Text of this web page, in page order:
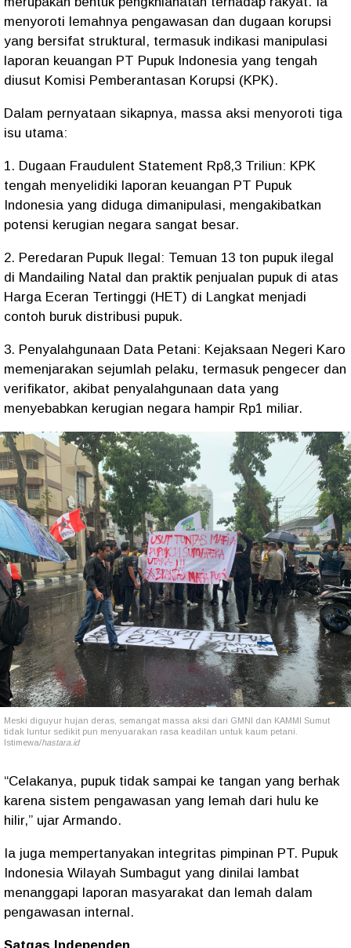
menyoroti lemahnya pengawasan dan dugaan korupsi
yang bersifat struktural, termasuk indikasi manipulasi
laporan keuangan PT Pupuk Indonesia yang tengah
diusut Komisi Pemberantasan Korupsi (KPK).
Dalam pernyataan sikapnya, massa aksi menyoroti tiga
isu utama:
1. Dugaan Fraudulent Statement Rp8,3 Triliun: KPK
tengah menyelidiki laporan keuangan PT Pupuk
Indonesia yang diduga dimanipulasi, mengakibatkan
potensi kerugian negara sangat besar.
2. Peredaran Pupuk Ilegal: Temuan 13 ton pupuk ilegal
di Mandailing Natal dan praktik penjualan pupuk di atas
Harga Eceran Tertinggi (HET) di Langkat menjadi
contoh buruk distribusi pupuk.
3. Penyalahgunaan Data Petani: Kejaksaan Negeri Karo
memenjarakan sejumlah pelaku, termasuk pengecer dan
verifikator, akibat penyalahgunaan data yang
menyebabkan kerugian negara hampir Rp1 miliar.
Meski diguyur hujan deras, semangat massa aksi dari GMNI dan KAMMI Sumut
tidak luntur sedikit pun menyuarakan rasa keadilan untuk kaum petani.
Istimewa/hastara.id
“Celakanya, pupuk tidak sampai ke tangan yang berhak
karena sistem pengawasan yang lemah dari hulu ke
hilir,” ujar Armando.
Ia juga mempertanyakan integritas pimpinan PT. Pupuk
Indonesia Wilayah Sumbagut yang dinilai lambat
menanggapi laporan masyarakat dan lemah dalam
pengawasan internal.